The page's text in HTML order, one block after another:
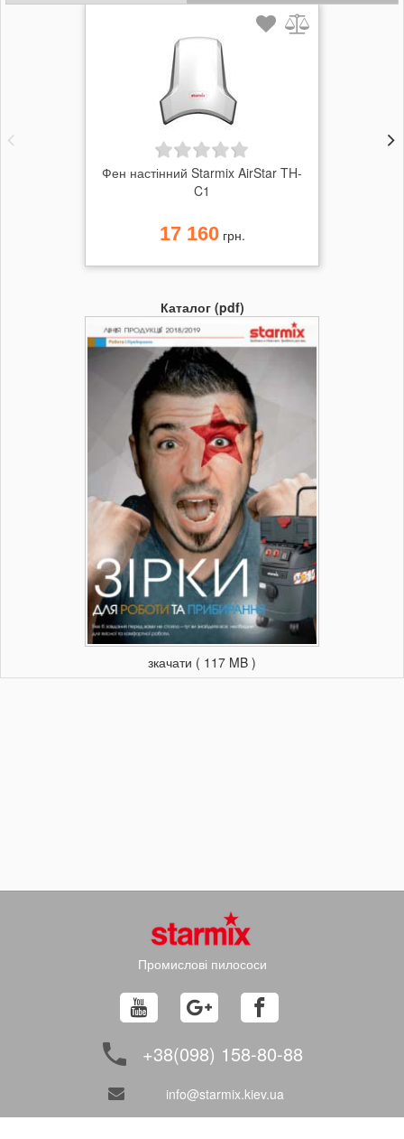
Фен настінний Starmix AirStar TH-
C1
17 160грн.
Каталог (pdf)
зкачати ( 117 MB )
Промислові пилососи
+38(098) 158-80-88
info@starmix.kiev.ua